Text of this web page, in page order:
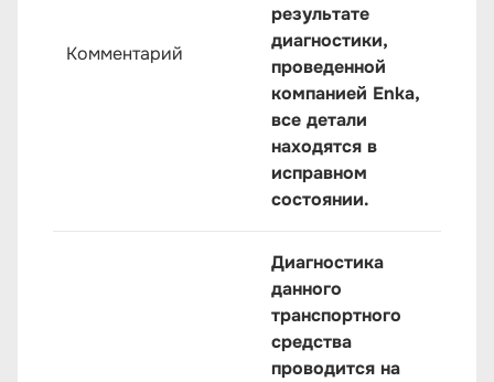
Комментарий
результате
диагностики,
проведенной
компанией Enka,
все детали
находятся в
исправном
состоянии.
Диагностика
данного
транспортного
средства
проводится на